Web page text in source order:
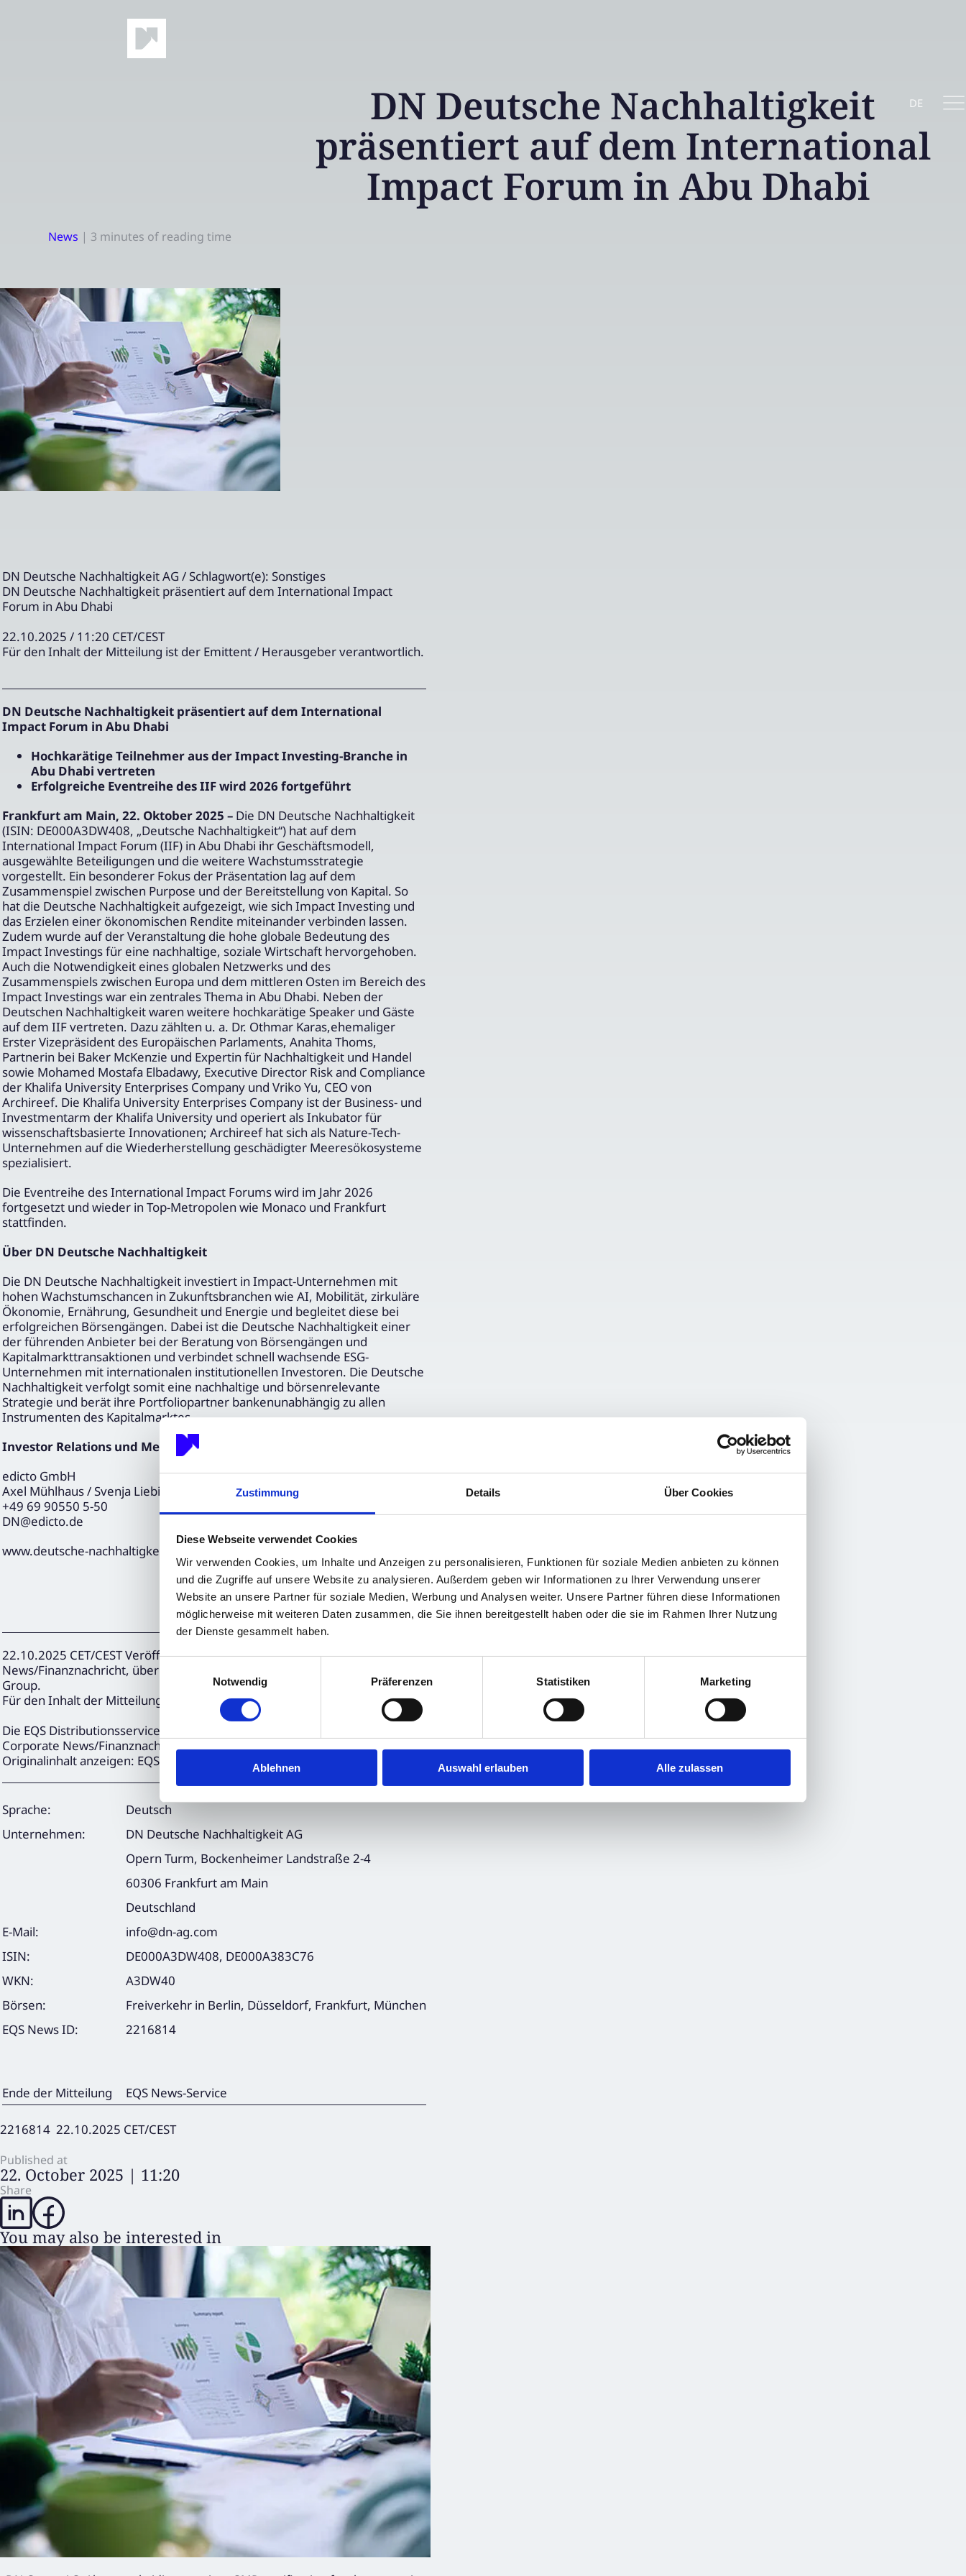
Zustimmung Details Über Cookies
Diese Webseite verwendet Cookies
Wir verwenden Cookies, um Inhalte und Anzeigen zu personalisieren, Funktionen für soziale Medien anbieten zu können
und die Zugriffe auf unsere Website zu analysieren. Außerdem geben wir Informationen zu Ihrer Verwendung unserer
Website an unsere Partner für soziale Medien, Werbung und Analysen weiter. Unsere Partner führen diese Informationen
möglicherweise mit weiteren Daten zusammen, die Sie ihnen bereitgestellt haben oder die sie im Rahmen Ihrer Nutzung
der Dienste gesammelt haben.
Notwendig
Präferenzen Statistiken Marketing
Ablehnen Auswahl erlauben Alle zulassen
DE
DN Deutsche Nachhaltigkeit
präsentiert auf dem International
Impact Forum in Abu Dhabi
News | 3 minutes of reading time
DN Deutsche Nachhaltigkeit AG / Schlagwort(e): Sonstiges
DN Deutsche Nachhaltigkeit präsentiert auf dem International Impact
Forum in Abu Dhabi
22.10.2025 / 11:20 CET/CEST
Für den Inhalt der Mitteilung ist der Emittent / Herausgeber verantwortlich.
DN Deutsche Nachhaltigkeit präsentiert auf dem International
Impact Forum in Abu Dhabi
Hochkarätige Teilnehmer aus der Impact Investing-Branche in
Abu Dhabi vertreten
Erfolgreiche Eventreihe des IIF wird 2026 fortgeführt
Frankfurt am Main, 22. Oktober 2025 – Die DN Deutsche Nachhaltigkeit
(ISIN: DE000A3DW408, „Deutsche Nachhaltigkeit“) hat auf dem
International Impact Forum (IIF) in Abu Dhabi ihr Geschäftsmodell,
ausgewählte Beteiligungen und die weitere Wachstumsstrategie
vorgestellt. Ein besonderer Fokus der Präsentation lag auf dem
Zusammenspiel zwischen Purpose und der Bereitstellung von Kapital. So
hat die Deutsche Nachhaltigkeit aufgezeigt, wie sich Impact Investing und
das Erzielen einer ökonomischen Rendite miteinander verbinden lassen.
Zudem wurde auf der Veranstaltung die hohe globale Bedeutung des
Impact Investings für eine nachhaltige, soziale Wirtschaft hervorgehoben.
Auch die Notwendigkeit eines globalen Netzwerks und des
Zusammenspiels zwischen Europa und dem mittleren Osten im Bereich des
Impact Investings war ein zentrales Thema in Abu Dhabi. Neben der
Deutschen Nachhaltigkeit waren weitere hochkarätige Speaker und Gäste
auf dem IIF vertreten. Dazu zählten u. a. Dr. Othmar Karas,ehemaliger
Erster Vizepräsident des Europäischen Parlaments, Anahita Thoms,
Partnerin bei Baker McKenzie und Expertin für Nachhaltigkeit und Handel
sowie Mohamed Mostafa Elbadawy, Executive Director Risk and Compliance
der Khalifa University Enterprises Company und Vriko Yu, CEO von
Archireef. Die Khalifa University Enterprises Company ist der Business- und
Investmentarm der Khalifa University und operiert als Inkubator für
wissenschaftsbasierte Innovationen; Archireef hat sich als Nature-Tech-
Unternehmen auf die Wiederherstellung geschädigter Meeresökosysteme
spezialisiert.
Die Eventreihe des International Impact Forums wird im Jahr 2026
fortgesetzt und wieder in Top-Metropolen wie Monaco und Frankfurt
stattfinden.
Über DN Deutsche Nachhaltigkeit
Die DN Deutsche Nachhaltigkeit investiert in Impact-Unternehmen mit
hohen Wachstumschancen in Zukunftsbranchen wie AI, Mobilität, zirkuläre
Ökonomie, Ernährung, Gesundheit und Energie und begleitet diese bei
erfolgreichen Börsengängen. Dabei ist die Deutsche Nachhaltigkeit einer
der führenden Anbieter bei der Beratung von Börsengängen und
Kapitalmarkttransaktionen und verbindet schnell wachsende ESG-
Unternehmen mit internationalen institutionellen Investoren. Die Deutsche
Nachhaltigkeit verfolgt somit eine nachhaltige und börsenrelevante
Strategie und berät ihre Portfoliopartner bankenunabhängig zu allen
Instrumenten des Kapitalmarktes.
Investor Relations und Media Relations
edicto GmbH
Axel Mühlhaus / Svenja Liebig
+49 69 90550 5-50
DN@edicto.de
www.deutsche-nachhaltigkeit.com
22.10.2025 CET/CEST Veröffentlichung einer Corporate
News/Finanznachricht, übermittelt durch EQS News - ein Service der EQS
Group.
Für den Inhalt der Mitteilung ist der Emittent / Herausgeber verantwortlich.
Die EQS Distributionsservices umfassen gesetzliche Meldepflichten,
Corporate News/Finanznachrichten und Pressemitteilungen.
Originalinhalt anzeigen: EQS News
Sprache:
Deutsch
Unternehmen:
DN Deutsche Nachhaltigkeit AG
Opern Turm, Bockenheimer Landstraße 2-4
60306 Frankfurt am Main
Deutschland
E-Mail:
info@dn-ag.com
ISIN:
DE000A3DW408, DE000A383C76
WKN:
A3DW40
Börsen:
Freiverkehr in Berlin, Düsseldorf, Frankfurt, München
EQS News ID:
2216814
Ende der Mitteilung EQS News-Service
2216814 22.10.2025 CET/CEST
Published at
22. October 2025 | 11:20
Share
You may also be interested in